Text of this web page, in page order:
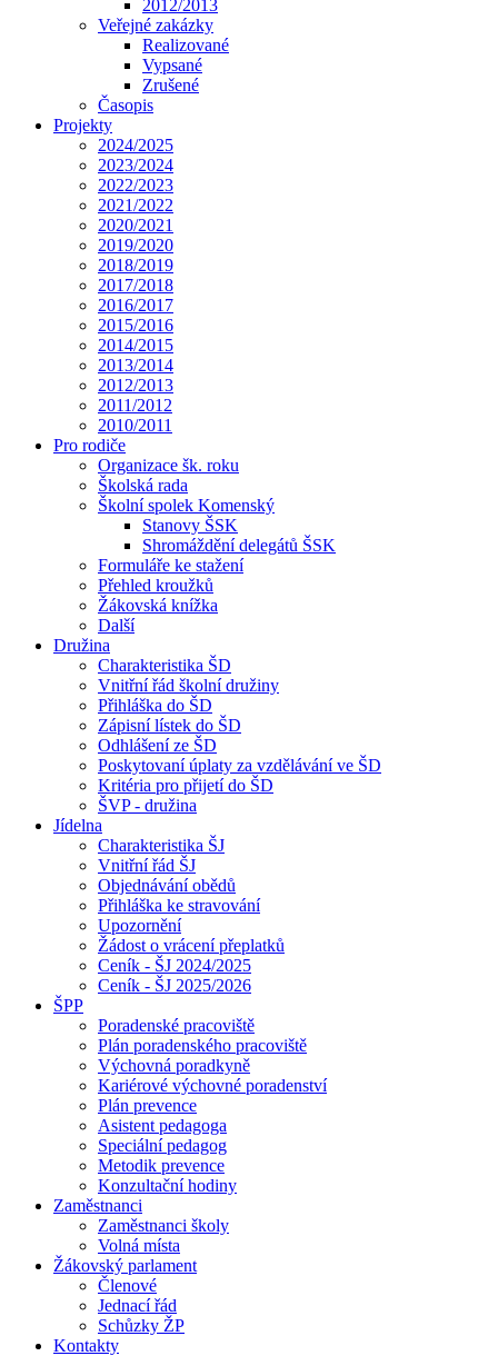
2012/2013
Veřejné zakázky
Realizované
Vypsané
Zrušené
Časopis
Projekty
2024/2025
2023/2024
2022/2023
2021/2022
2020/2021
2019/2020
2018/2019
2017/2018
2016/2017
2015/2016
2014/2015
2013/2014
2012/2013
2011/2012
2010/2011
Pro rodiče
Organizace šk. roku
Školská rada
Školní spolek Komenský
Stanovy ŠSK
Shromáždění delegátů ŠSK
Formuláře ke stažení
Přehled kroužků
Žákovská knížka
Další
Družina
Charakteristika ŠD
Vnitřní řád školní družiny
Přihláška do ŠD
Zápisní lístek do ŠD
Odhlášení ze ŠD
Poskytovaní úplaty za vzdělávání ve ŠD
Kritéria pro přijetí do ŠD
ŠVP - družina
Jídelna
Charakteristika ŠJ
Vnitřní řád ŠJ
Objednávání obědů
Přihláška ke stravování
Upozornění
Žádost o vrácení přeplatků
Ceník - ŠJ 2024/2025
Ceník - ŠJ 2025/2026
ŠPP
Poradenské pracoviště
Plán poradenského pracoviště
Výchovná poradkyně
Kariérové výchovné poradenství
Plán prevence
Asistent pedagoga
Speciální pedagog
Metodik prevence
Konzultační hodiny
Zaměstnanci
Zaměstnanci školy
Volná místa
Žákovský parlament
Členové
Jednací řád
Schůzky ŽP
Kontakty